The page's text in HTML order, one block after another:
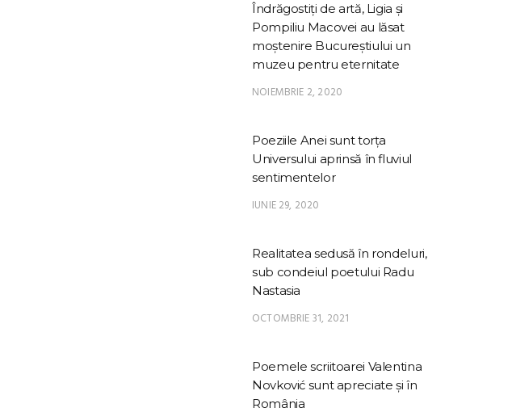
Îndrăgostiți de artă, Ligia și
Pompiliu Macovei au lăsat
moștenire Bucureștiului un
muzeu pentru eternitate
NOIEMBRIE 2, 2020
Poeziile Anei sunt torța
Universului aprinsă în fluviul
sentimentelor
IUNIE 29, 2020
Realitatea sedusă în rondeluri,
sub condeiul poetului Radu
Nastasia
OCTOMBRIE 31, 2021
Poemele scriitoarei Valentina
Novković sunt apreciate și în
România